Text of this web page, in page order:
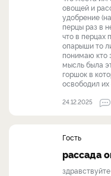
овощей и
удобрение
перцы раз в
что в перцах
опарыши то
понимаю кто
мысль была
горшок в
освободил их
24.12.2025
Гость
рассада